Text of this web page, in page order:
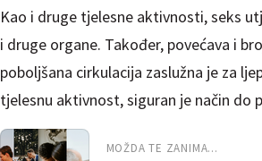
Kao i druge tjelesne aktivnosti, seks
i druge organe. Također, povećava i
poboljšana cirkulacija zaslužna je za
tjelesnu aktivnost, siguran je način do
MOŽDA TE ZANIMA...